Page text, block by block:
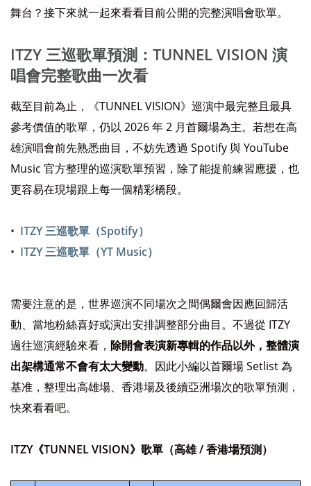
舞台？接下來就一起來看看目前公開的完整演唱會歌單。
ITZY 三巡歌單預測：TUNNEL VISION 演
唱會完整歌曲一次看
截至目前為止，《TUNNEL VISION》巡演中最完整且最具
參考價值的歌單，仍以 2026 年 2 月首爾場為主。若想在高
雄演唱會前先熟悉曲目，不妨先透過 Spotify 與 YouTube
Music 官方整理的巡演歌單預習，除了能提前練習應援，也
更容易在現場跟上每一個精彩橋段。
ITZY 三巡歌單（Spotify）
ITZY 三巡歌單（YT Music）
需要注意的是，世界巡演不同場次之間偶爾會因應回歸活
動、當地粉絲喜好或演出安排調整部分曲目。不過從 ITZY
過往巡演經驗來看， 除開會表演新專輯的作品以外，整體演
出架構通常不會有太大變動。因此小編以首爾場 Setlist 為
基准，整理出高雄場、香港場及後續亞洲場次的歌單預測，
快來看看吧。
ITZY《TUNNEL VISION》歌單（高雄 / 香港場預測）